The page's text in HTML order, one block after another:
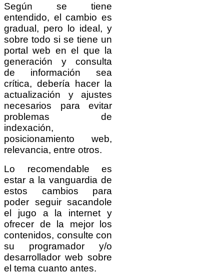
Según se tiene
entendido, el cambio es
gradual, pero lo ideal, y
sobre todo si se tiene un
portal web en el que la
generación y consulta
de información sea
crítica, debería hacer la
actualización y ajustes
necesarios para evitar
problemas de
indexación,
posicionamiento web,
relevancia, entre otros.
Lo recomendable es
estar a la vanguardia de
estos cambios para
poder seguir sacandole
el jugo a la internet y
ofrecer de la mejor los
contenidos, consulte con
su programador y/o
desarrollador web sobre
el tema cuanto antes.